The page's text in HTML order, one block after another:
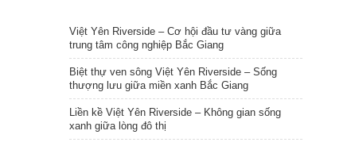
Việt Yên Riverside – Cơ hội đầu tư vàng giữa
trung tâm công nghiệp Bắc Giang
Biệt thự ven sông Việt Yên Riverside – Sống
thượng lưu giữa miền xanh Bắc Giang
Liền kề Việt Yên Riverside – Không gian sống
xanh giữa lòng đô thị